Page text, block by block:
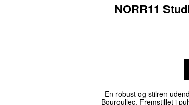
NORR11
En robust og stilren
Bouroullec. Fremstillet i